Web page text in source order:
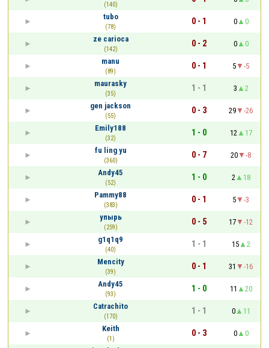
(140)
tubo
(78)
0 - 1 0
0
ze carioca
(142)
0 - 2 0
0
manu
(89)
0 - 1 5
-5
maurasky
(35)
1 - 1 3
2
gen jackson
(55)
0 - 3 29
-26
Emily188
(32)
1 - 0 12
17
fu ling yu
(360)
0 - 7 20
-8
Andy45
(52)
1 - 0 2
18
Pammy88
(383)
0 - 1 5
-3
упырь
(259)
0 - 5 17
-12
g1q1q9
(40)
1 - 1 15
2
Mencity
(39)
0 - 1 31
-16
Andy45
(93)
1 - 0 11
20
Catrachito
(170)
1 - 1 0
11
Keith
(1)
0 - 3 0
0